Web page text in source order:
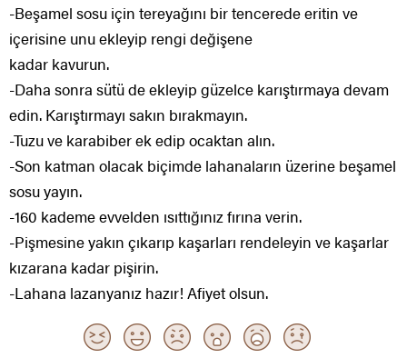
-Beşamel sosu için tereyağını bir tencerede eritin ve
içerisine unu ekleyip rengi değişene
kadar kavurun.
-Daha sonra sütü de ekleyip güzelce karıştırmaya devam
edin. Karıştırmayı sakın bırakmayın.
-Tuzu ve karabiber ek edip ocaktan alın.
-Son katman olacak biçimde lahanaların üzerine beşamel
sosu yayın.
-160 kademe evvelden ısıttığınız fırına verin.
-Pişmesine yakın çıkarıp kaşarları rendeleyin ve kaşarlar
kızarana kadar pişirin.
-Lahana lazanyanız hazır! Afiyet olsun.